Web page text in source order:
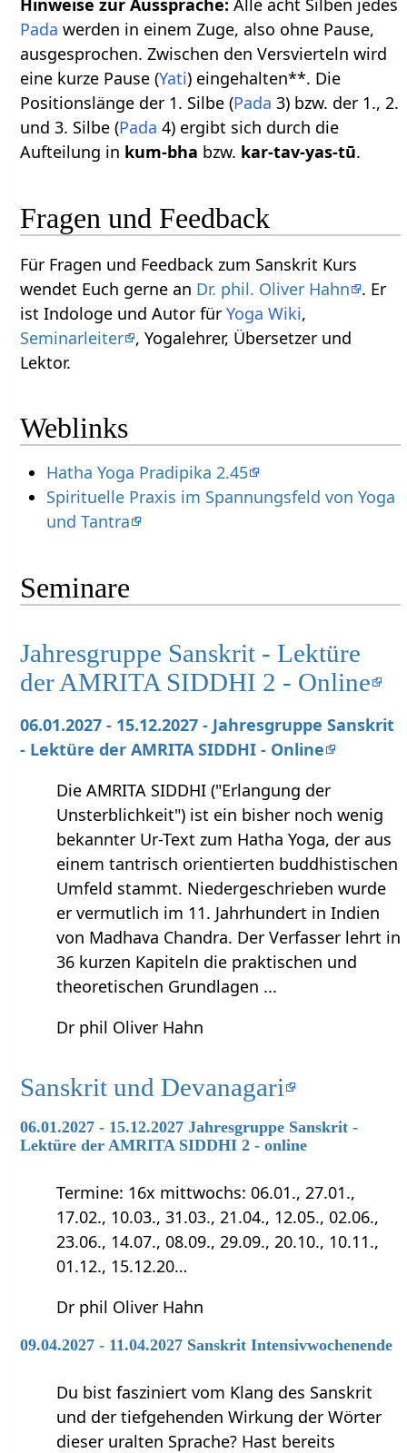
Hinweise zur Aussprache: Alle acht Silben jedes
Pada werden in einem Zuge, also ohne Pause,
ausgesprochen. Zwischen den Versvierteln wird
eine kurze Pause (Yati) eingehalten**. Die
Positionslänge der 1. Silbe (Pada 3) bzw. der 1., 2.
und 3. Silbe (Pada 4) ergibt sich durch die
Aufteilung in kum-bha bzw. kar-tav-yas-tū.
Fragen und Feedback
Für Fragen und Feedback zum Sanskrit Kurs
wendet Euch gerne an Dr. phil. Oliver Hahn
. Er
ist Indologe und Autor fürYoga Wiki,
Seminarleiter , Yogalehrer, Übersetzer und
Lektor.
Weblinks
Hatha Yoga Pradipika 2.45
Spirituelle Praxis im Spannungsfeld von Yoga
und Tantra
Seminare
Jahresgruppe Sanskrit - Lektüre
der AMRITA SIDDHI 2 - Online
06.01.2027 - 15.12.2027 - Jahresgruppe Sanskrit
- Lektüre der AMRITA SIDDHI - Online
Die AMRITA SIDDHI ("Erlangung der
Unsterblichkeit") ist ein bisher noch wenig
bekannter Ur-Text zum Hatha Yoga, der aus
einem tantrisch orientierten buddhistischen
Umfeld stammt. Niedergeschrieben wurde
er vermutlich im 11. Jahrhundert in Indien
von Madhava Chandra. Der Verfasser lehrt in
36 kurzen Kapiteln die praktischen und
theoretischen Grundlagen ...
Dr phil Oliver Hahn
Sanskrit und Devanagari
06.01.2027 - 15.12.2027 Jahresgruppe Sanskrit -
Lektüre der AMRITA SIDDHI 2 - online
Termine: 16x mittwochs: 06.01., 27.01.,
17.02., 10.03., 31.03., 21.04., 12.05., 02.06.,
23.06., 14.07., 08.09., 29.09., 20.10., 10.11.,
01.12., 15.12.20…
Dr phil Oliver Hahn
09.04.2027 - 11.04.2027 Sanskrit Intensivwochenende
Du bist fasziniert vom Klang des Sanskrit
und der tiefgehenden Wirkung der Wörter
dieser uralten Sprache? Hast bereits